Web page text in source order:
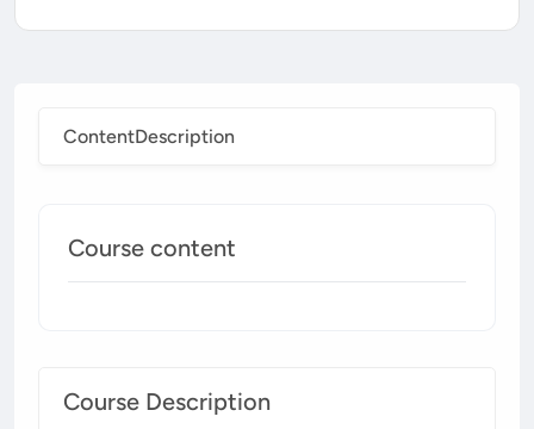
ContentDescription
Course content
Course Description